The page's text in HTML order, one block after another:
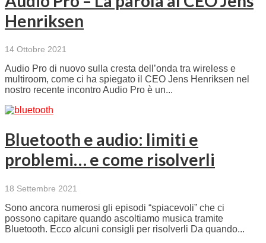
Henriksen
14 Ottobre 2021
Audio Pro di nuovo sulla cresta dell’onda tra wireless e
multiroom, come ci ha spiegato il CEO Jens Henriksen nel
nostro recente incontro Audio Pro è un...
Bluetooth e audio: limiti e
problemi… e come risolverli
18 Settembre 2021
Sono ancora numerosi gli episodi “spiacevoli” che ci
possono capitare quando ascoltiamo musica tramite
Bluetooth. Ecco alcuni consigli per risolverli Da quando...